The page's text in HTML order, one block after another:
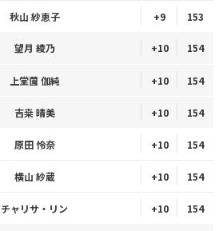
秋山 紗恵子 +9 153
望月 綾乃 +10 154
上堂薗 伽純 +10 154
吉桒 晴美 +10 154
原田 怜奈 +10 154
横山 紗蔵 +10 154
チャリサ・リン +10 154